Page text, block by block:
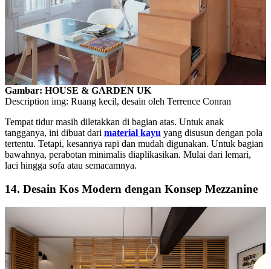
Gambar: HOUSE & GARDEN UK
Description img: Ruang kecil, desain oleh Terrence Conran
Tempat tidur masih diletakkan di bagian atas. Untuk anak
tangganya, ini dibuat dari material kayu yang disusun dengan pola
tertentu. Tetapi, kesannya rapi dan mudah digunakan. Untuk bagian
bawahnya, perabotan minimalis diaplikasikan. Mulai dari lemari,
laci hingga sofa atau semacamnya.
14. Desain Kos Modern dengan Konsep Mezzanine